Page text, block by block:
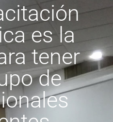
es la
tener
de